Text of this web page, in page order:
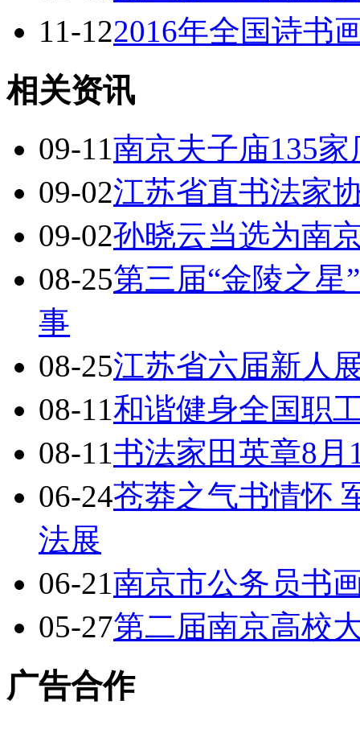
11-122016年全国诗书
相关资讯
09-11南京夫子庙135
09-02江苏省直书法家
09-02孙晓云当选为南
08-25第三届“金陵之星
事
08-25江苏省六届新人
08-11和谐健身全国职
08-11书法家田英章8月
06-24苍莽之气书情怀
法展
06-21南京市公务员书
05-27第二届南京高校
广告合作